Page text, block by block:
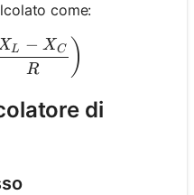
come:
=
R
L − XC )
di